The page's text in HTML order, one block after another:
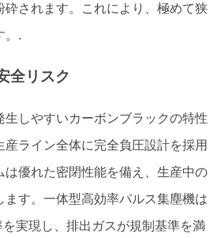
砕されます。これにより、極めて狭
。.
全リスク
しやすいカーボンブラックの特性
ライン全体に完全負圧設計を採用
は優れた密閉性能を備え、生産中の
す。一体型高効率パルス集塵機は
実現し、排出ガスが規制基準を満